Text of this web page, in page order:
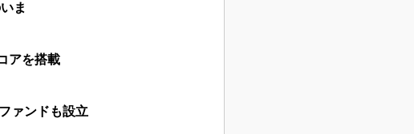
ま
アを搭載
ァンドも設立